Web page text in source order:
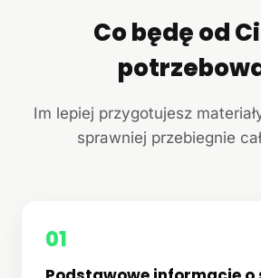
Co będę od
Im lepiej przygotujesz
sprawniej przebiegnie
01